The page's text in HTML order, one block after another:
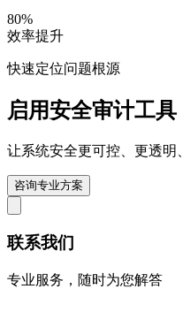
80%
效率提升
快速定位问题根源
启用安全审计工具
让系统安全更可控、更透明
咨询专业方案
联系我们
专业服务，随时为您解答